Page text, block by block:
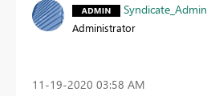
Syndicate_Admin
Administrator
‎11-19-2020 03:58 AM